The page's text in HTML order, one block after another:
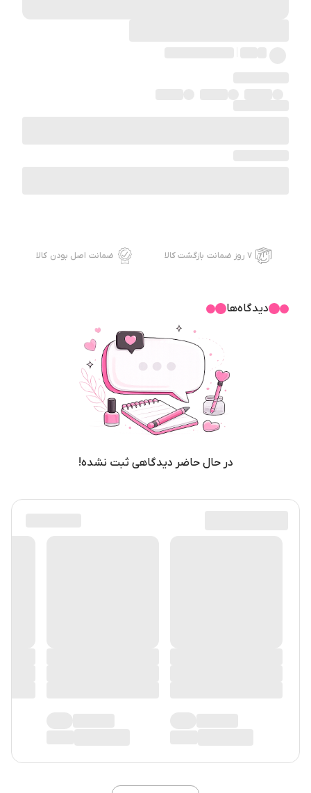
۷ روز ضمانت بازگشت کالا ضمانت اصل بودن کالا
دیدگاه‌ها
در حال حاضر دیدگاهی ثبت نشده!